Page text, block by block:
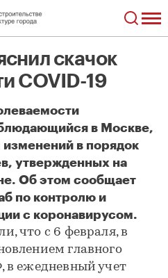
скачок
COVID-19
в Москве,
изменений в порядок
утвержденных на
Об этом сообщает
по контролю и
с коронавирусом.
заболеваемости COVID-19
что с 6 февраля, в
главного
в ежедневный учет